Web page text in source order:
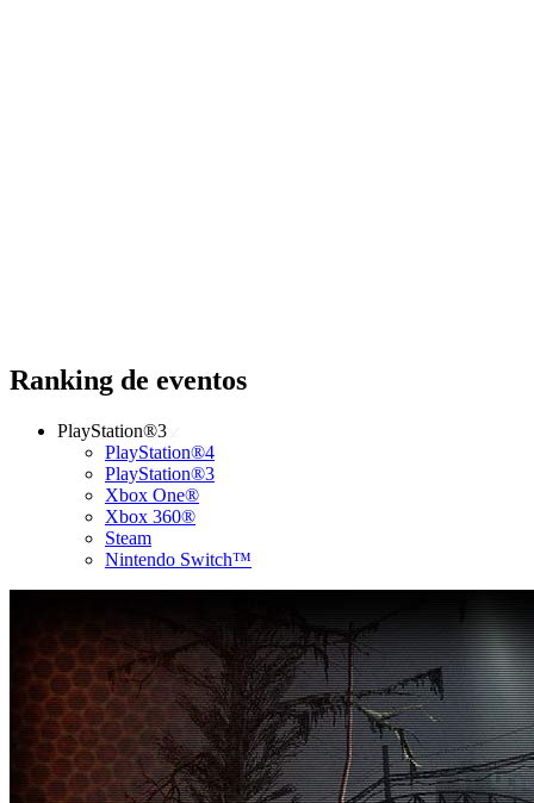
Ranking de eventos
PlayStation®3
PlayStation®4
PlayStation®3
Xbox One®
Xbox 360®
Steam
Nintendo Switch™